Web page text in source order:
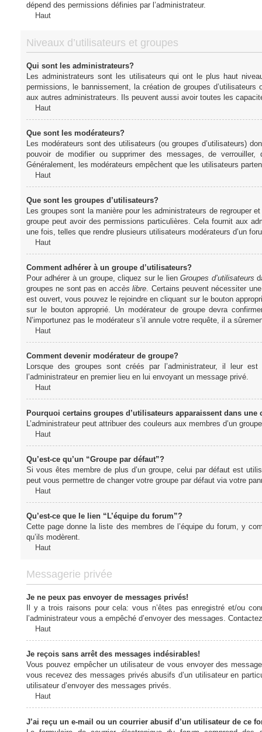
dépend des permissions définies par l’administrateur.
Haut
Niveaux d’utilisateurs et groupes
Qui sont les administrateurs?
Les administrateurs sont les utilisateurs qui ont le plus haut
permissions, le bannissement, la création de groupes
aux autres administrateurs. Ils peuvent aussi avoir toutes les
Haut
Que sont les modérateurs?
Les modérateurs sont des utilisateurs (ou groupes d’utilisateurs)
pouvoir de modifier ou supprimer des messages, de
Généralement, les modérateurs empêchent que les utilisateurs
Haut
Que sont les groupes d’utilisateurs?
Les groupes sont la manière pour les administrateurs de regrouper
groupe peut avoir des permissions particulières. Cela fournit aux
une fois, telles que rendre plusieurs utilisateurs modérateurs d’un
Haut
Comment adhérer à un groupe d’utilisateurs?
Pour adhérer à un groupe, cliquez sur le lienGroupes d’utilisateurs
groupes ne sont pas en accès libre. Certains peuvent nécessiter
est ouvert, vous pouvez le rejoindre en cliquant sur le bouton
sur le bouton approprié. Un modérateur de groupe devra
N’importunez pas le modérateur s’il annule votre requête, il a
Haut
Comment devenir modérateur de groupe?
Lorsque des groupes sont créés par l’administrateur, il leur
l’administrateur en premier lieu en lui envoyant un message privé.
Haut
Pourquoi certains groupes d’utilisateurs apparaissent dans une
L’administrateur peut attribuer des couleurs aux membres d’un
Haut
Qu’est-ce qu’un “Groupe par défaut”?
Si vous êtes membre de plus d’un groupe, celui par défaut est
peut vous permettre de changer votre groupe par défaut via votre
Haut
Qu’est-ce que le lien “L’équipe du forum”?
Cette page donne la liste des membres de l’équipe du forum, y
qu’ils modèrent.
Haut
Messagerie privée
Je ne peux pas envoyer de messages privés!
Il y a trois raisons pour cela: vous n’êtes pas enregistré et/ou
l’administrateur vous a empêché d’envoyer des messages.
Haut
Je reçois sans arrêt des messages indésirables!
Vous pouvez empêcher un utilisateur de vous envoyer des
vous recevez des messages privés abusifs d’un utilisateur en
utilisateur d’envoyer des messages privés.
Haut
J’ai reçu un e-mail ou un courrier abusif d’un utilisateur de ce